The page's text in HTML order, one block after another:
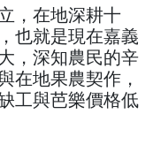
，在地深耕十
也就是現在嘉義
，深知農民的辛
在地果農契作，
工與芭樂價格低